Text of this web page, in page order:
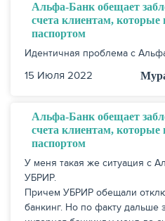
Альфа-Банк обещает
счета клиентам, которые
паспортом
Идентичная проблема с
15 Июля 2022
Альфа-Банк обещает
счета клиентам, которые
паспортом
У меня такая же ситуация с
УБРИР.
Причем УБРИР обещали
банкинг. Но по факту дальше